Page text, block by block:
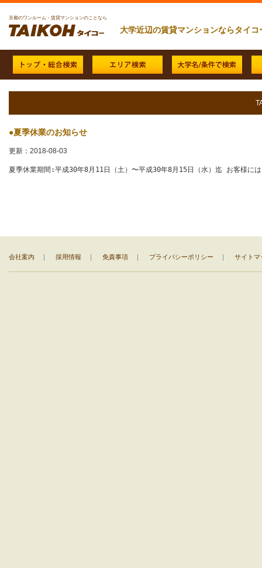
京都のワンルーム・賃貸マンションのことなら
大学近辺の賃貸マンションならタイコ
●夏季休業のお知らせ
更新：2018-08-03
夏季休業期間:平成30年8月11日（土）〜平成30年8月15日（水）迄 お客様に
会社案内 ｜ 採用情報 ｜ 免責事項 ｜ プライバシーポリシー ｜ サイトマ